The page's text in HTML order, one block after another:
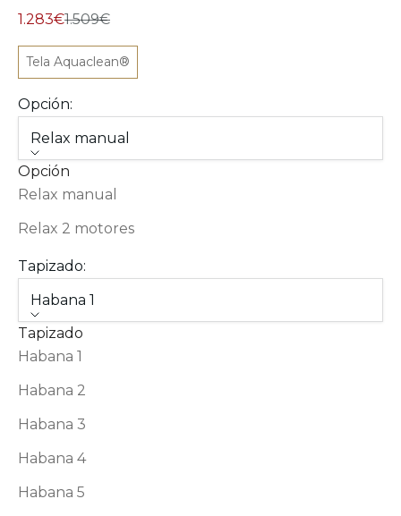
Precio de oferta
1.283€Precio normal
1.509€
Tela Aquaclean®
Opción:
Relax manual
Opción
Relax manual
Relax 2 motores
Tapizado:
Habana 1
Tapizado
Habana 1
Habana 2
Habana 3
Habana 4
Habana 5